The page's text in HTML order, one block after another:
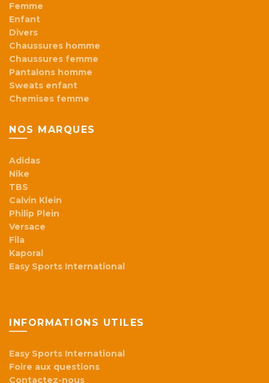
Femme
Enfant
Divers
Chaussures homme
Chaussures femme
Pantalons homme
Sweats enfant
Chemises femme
NOS MARQUES
Adidas
Nike
TBS
Calvin Klein
Philip Plein
Versace
Fila
Kaporal
Easy Sports International
INFORMATIONS UTILES
Easy Sports International
Foire aux questions
Contactez-nous